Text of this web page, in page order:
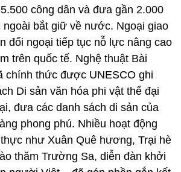
công dân và đưa gần 2.000
bắt giữ về nước. Ngoại giao
đối ngoại tiếp tục nỗ lực nâng cao
trên quốc tế. Nghệ thuật Bài
chính thức được UNESCO ghi
Di sản văn hóa phi vật thể đại
đưa các danh sách di sản của
phong phú. Nhiều hoạt động
như Xuân Quê hương, Trại hè
thăm Trường Sa, diễn đàn khởi